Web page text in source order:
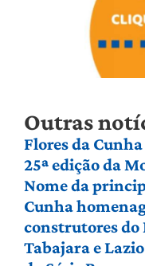
Outras
Flores da
25ª edição da
Nome da
Cunha
construtores do
Tabajara e